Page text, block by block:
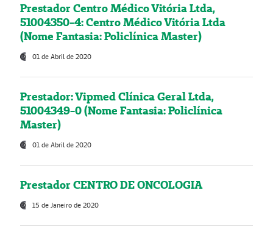
Prestador Centro Médico Vitória Ltda,
51004350-4: Centro Médico Vitória Ltda
(Nome Fantasia: Policlínica Master)
01 de Abril de 2020
Prestador: Vipmed Clínica Geral Ltda,
51004349-0 (Nome Fantasia: Policlínica
Master)
01 de Abril de 2020
Prestador CENTRO DE ONCOLOGIA
15 de Janeiro de 2020